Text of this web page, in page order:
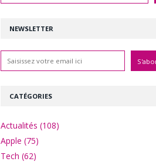
NEWSLETTER
CATÉGORIES
Actualités (108)
Apple (75)
Tech (62)